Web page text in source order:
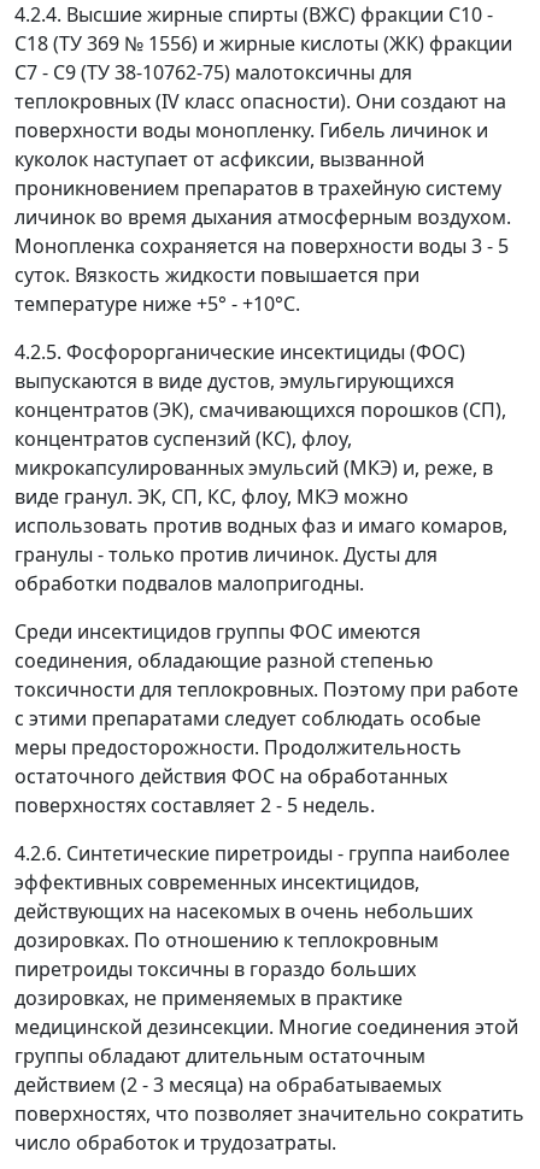
4.2.4. Высшие жирные спирты (ВЖС) фракции C10-
C18(ТУ 369 № 1556) и жирные кислоты (ЖК) фракции
C7- C9(ТУ 38-10762-75) малотоксичны для
теплокровных (IV класс опасности). Они создают на
поверхности воды монопленку. Гибель личинок и
куколок наступает от асфиксии, вызванной
проникновением препаратов в трахейную систему
личинок во время дыхания атмосферным воздухом.
Монопленка сохраняется на поверхности воды 3 - 5
суток. Вязкость жидкости повышается при
температуре ниже +5° - +10°C.
4.2.5. Фосфорорганические инсектициды (ФОС)
выпускаются в виде дустов, эмульгирующихся
концентратов (ЭК), смачивающихся порошков (СП),
концентратов суспензий (КС), флоу,
микрокапсулированных эмульсий (МКЭ) и, реже, в
виде гранул. ЭК, СП, КС, флоу, МКЭ можно
использовать против водных фаз и имаго комаров,
гранулы - только против личинок. Дусты для
обработки подвалов малопригодны.
Среди инсектицидов группы ФОС имеются
соединения, обладающие разной степенью
токсичности для теплокровных. Поэтому при работе
с этими препаратами следует соблюдать особые
меры предосторожности. Продолжительность
остаточного действия ФОС на обработанных
поверхностях составляет 2 - 5 недель.
4.2.6. Синтетические пиретроиды - группа наиболее
эффективных современных инсектицидов,
действующих на насекомых в очень небольших
дозировках. По отношению к теплокровным
пиретроиды токсичны в гораздо больших
дозировках, не применяемых в практике
медицинской дезинсекции. Многие соединения этой
группы обладают длительным остаточным
действием (2 - 3 месяца) на обрабатываемых
поверхностях, что позволяет значительно сократить
число обработок и трудозатраты.